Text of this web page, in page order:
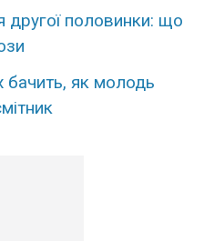
другої половинки: що
бачить, як молодь